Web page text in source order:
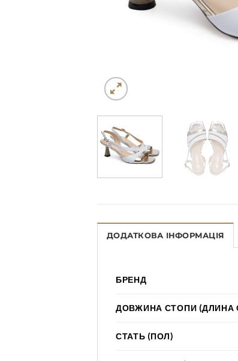
ДОДАТКОВА ІНФОРМАЦІЯ
БРЕНД
ДОВЖИНА СТОПИ (ДЛИНА
СТАТЬ (ПОЛ)